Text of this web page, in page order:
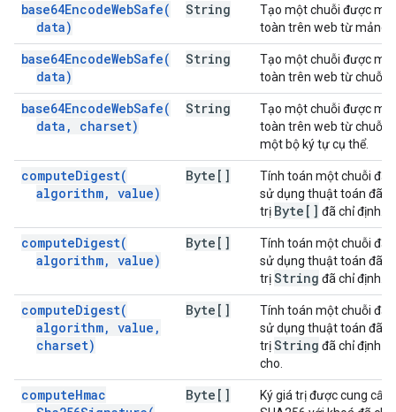
base64EncodeWebSafe(
data)
String
Tạo một chuỗi được mã
toàn trên web từ mảng
base64EncodeWebSafe(
data)
String
Tạo một chuỗi được mã
toàn trên web từ chuỗi
base64EncodeWebSafe(
data , charset)
String
Tạo một chuỗi được mã
toàn trên web từ chuỗi
một bộ ký tự cụ thể.
computeDigest(
algorithm, value)
Byte[]
Tính toán một chuỗi đại
sử dụng thuật toán đã
trị Byte[] đã chỉ định.
computeDigest(
algorithm, value)
Byte[]
Tính toán một chuỗi đại
sử dụng thuật toán đã
trịString đã chỉ định.
computeDigest(
algorithm, value ,
charset)
Byte[]
Tính toán một chuỗi đại
sử dụng thuật toán đã
trịString đã chỉ định
cho.
computeHmac
Byte[]
Ký giá trị được cung cấp